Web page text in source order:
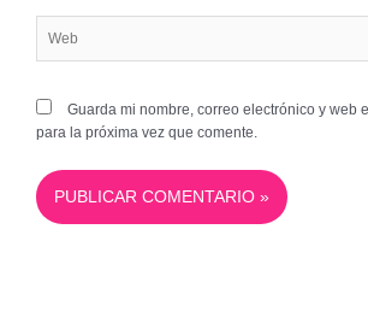
Guarda mi nombre, correo electrónico y web
para la próxima vez que comente.